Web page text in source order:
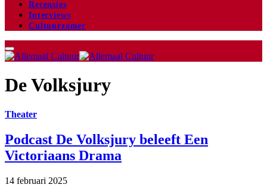
Recensies
Interviews
Cultuurzomer
De Volksjury
Theater
Podcast De Volksjury beleeft Een
Victoriaans Drama
14 februari 2025